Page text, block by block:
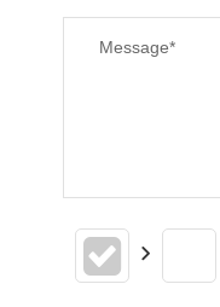
Message*